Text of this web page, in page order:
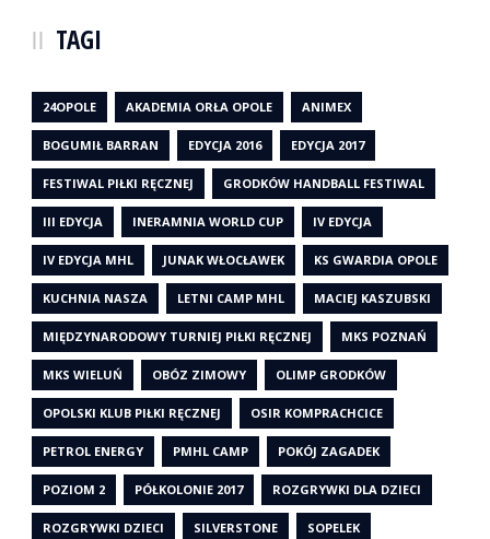
TAGI
24OPOLE AKADEMIA ORŁA OPOLE ANIMEX
BOGUMIŁ BARRAN EDYCJA 2016 EDYCJA 2017
FESTIWAL PIŁKI RĘCZNEJ GRODKÓW HANDBALL FESTIWAL
III EDYCJA INERAMNIA WORLD CUP IV EDYCJA
IV EDYCJA MHL JUNAK WŁOCŁAWEK KS GWARDIA OPOLE
KUCHNIA NASZA LETNI CAMP MHL MACIEJ KASZUBSKI
MIĘDZYNARODOWY TURNIEJ PIŁKI RĘCZNEJ MKS POZNAŃ
MKS WIELUŃ OBÓZ ZIMOWY OLIMP GRODKÓW
OPOLSKI KLUB PIŁKI RĘCZNEJ OSIR KOMPRACHCICE
PETROL ENERGY PMHL CAMP POKÓJ ZAGADEK
POZIOM 2 PÓŁKOLONIE 2017 ROZGRYWKI DLA DZIECI
ROZGRYWKI DZIECI SILVERSTONE SOPELEK